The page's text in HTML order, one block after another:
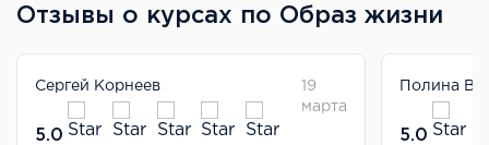
Отзывы о курсах по Образ жизни
Сергей Корнеев
5.0
19
марта
Полина
5.0